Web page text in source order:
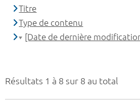
Résultats 1 à 8 sur 8 au total
Titre
Type de contenu
[Date de dernière